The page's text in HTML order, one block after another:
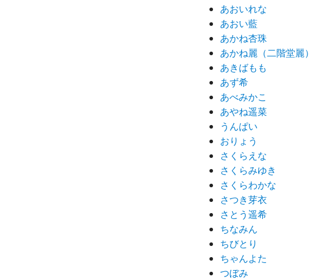
あおいれな
あおい藍
あかね杏珠
あかね麗（二階堂麗）
あきばもも
あず希
あべみかこ
あやね遥菜
うんぱい
おりょう
さくらえな
さくらみゆき
さくらわかな
さつき芽衣
さとう遥希
ちなみん
ちびとり
ちゃんよた
つぼみ